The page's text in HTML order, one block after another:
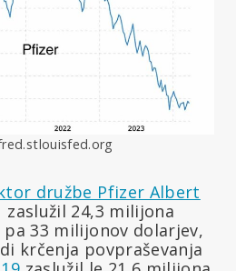
družbe Pfizer Albert
zaslužil 24,3 milijona
33 milijonov dolarjev,
krčenja povpraševanja